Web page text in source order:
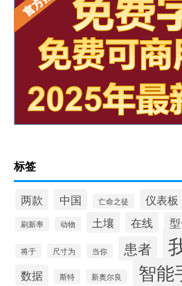
标签
两款 中国 亡命之徒 仪表板
刷新率 动物 土壤 在线
将于 尺寸为 当你 患者
数据 斯特 新奥尔良 智能